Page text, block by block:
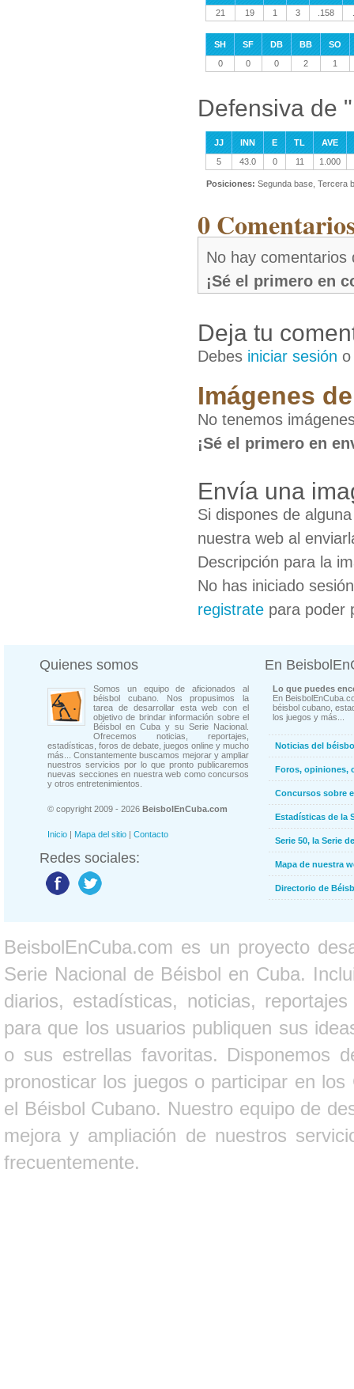
21
19 1 3 .158
SH SF DB BB
SO
0
0 0 2 1
Defensiva de
JJ INN E TL
AVE
5
43.0 0 11 1.000
Posiciones: Segunda base, Tercera
0
No hay comentarios
¡Sé el primero en
Deja tu
Debes iniciar sesión
Imágenes
No tenemos
¡Sé el primero en
Envía una
Si dispones de
nuestra web al
Descripción para la
No has iniciado
registrate para poder
Quienes somos
Somos un equipo de aficionados al
béisbol cubano. Nos propusimos la
tarea de desarrollar esta web con el
objetivo de brindar información sobre el
Béisbol en Cuba y su Serie Nacional.
Ofrecemos noticias, reportajes,
estadísticas, foros de debate, juegos online y mucho
más... Constantemente buscamos mejorar y ampliar
nuestros servicios por lo que pronto publicaremos
nuevas secciones en nuestra web como concursos
y otros entretenimientos.
© copyright 2009 - 2026 BeisbolEnCuba.com
Inicio | Mapa del sitio | Contacto
Redes sociales:
En
Lo que puedes
En
béisbol cubano,
los juegos y más...
Noticias del
Foros, opiniones,
Concursos sobre
Estadísticas de la
Serie 50, la Serie
Mapa de nuestra
Directorio de
BeisbolEnCuba.com es un proyecto
Serie Nacional de Béisbol en Cuba.
diarios, estadísticas, noticias,
para que los usuarios publiquen sus
o sus estrellas favoritas. Disponemos
pronosticar los juegos o participar en
el Béisbol Cubano. Nuestro equipo de
mejora y ampliación de nuestros
frecuentemente.